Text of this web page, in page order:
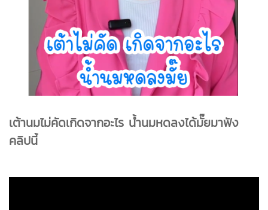
เต้านมไม่คัดเกิดจากอะไร น้ำนมหดลงได้มั๊ยมาฟัง
คลิปนี้️